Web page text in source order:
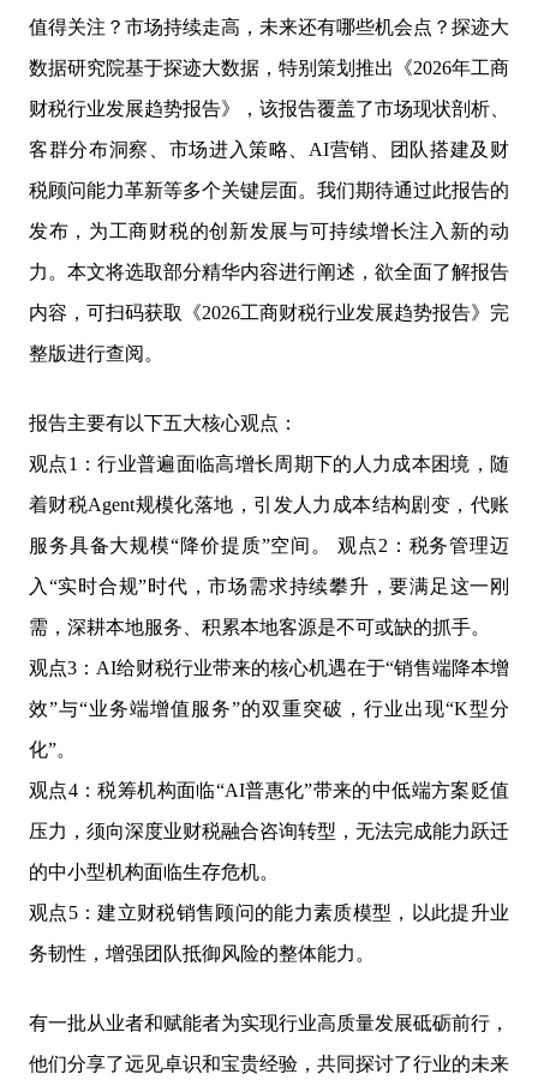
值得关注？市场持续走高，未来还有哪些机会点？探迹大
数据研究院基于探迹大数据，特别策划推出《2026年工商
财税行业发展趋势报告》，该报告覆盖了市场现状剖析、
客群分布洞察、市场进入策略、AI营销、团队搭建及财
税顾问能力革新等多个关键层面。我们期待通过此报告的
发布，为工商财税的创新发展与可持续增长注入新的动
力。本文将选取部分精华内容进行阐述，欲全面了解报告
内容，可扫码获取《2026工商财税行业发展趋势报告》完
整版进行查阅。
报告主要有以下五大核心观点：
观点1：行业普遍面临高增长周期下的人力成本困境，随
着财税Agent规模化落地，引发人力成本结构剧变，代账
服务具备大规模“降价提质”空间。 观点2：税务管理迈
入“实时合规”时代，市场需求持续攀升，要满足这一刚
需，深耕本地服务、积累本地客源是不可或缺的抓手。
观点3：AI给财税行业带来的核心机遇在于“销售端降本增
效”与“业务端增值服务”的双重突破，行业出现“K型分
化”。
观点4：税筹机构面临“AI普惠化”带来的中低端方案贬值
压力，须向深度业财税融合咨询转型，无法完成能力跃迁
的中小型机构面临生存危机。
观点5：建立财税销售顾问的能力素质模型，以此提升业
务韧性，增强团队抵御风险的整体能力。
有一批从业者和赋能者为实现行业高质量发展砥砺前行，
他们分享了远见卓识和宝贵经验，共同探讨了行业的未来